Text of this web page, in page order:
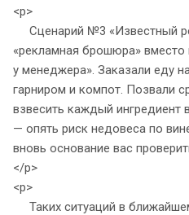
<p>
Сценарий №3 «Известный
«рекламная брошюра»
у менеджера». Заказали еду
гарниром и компот. Позвали
взвесить каждый ингредиент
— опять риск недовеса по
вновь основание вас
</p>
<p>
Таких ситуаций в